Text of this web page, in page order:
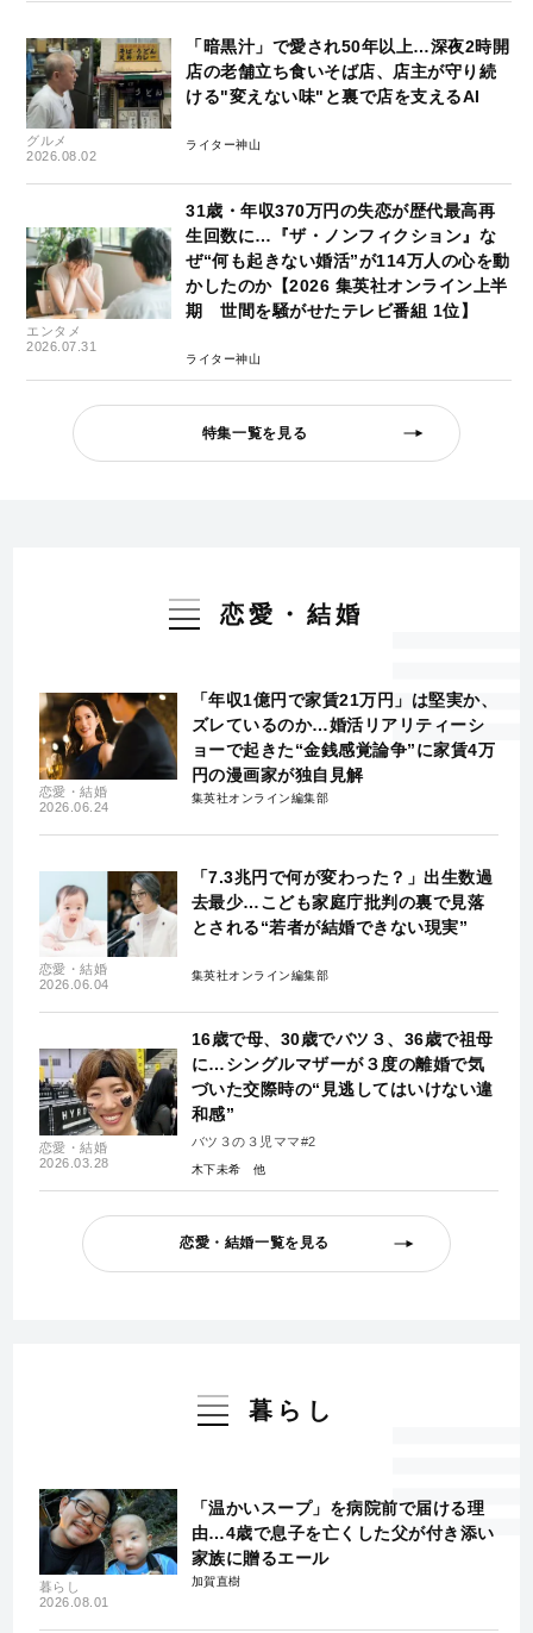
グルメ
2026.08.02
「暗黒汁」で愛され50年以上…深夜2時開
店の老舗立ち食いそば店、店主が守り続
ける"変えない味"と裏で店を支えるAI
ライター神山
エンタメ
2026.07.31
31歳・年収370万円の失恋が歴代最高再
生回数に…『ザ・ノンフィクション』な
ぜ“何も起きない婚活”が114万人の心を動
かしたのか【2026 集英社オンライン上半
期 世間を騒がせたテレビ番組 1位】
ライター神山
特集一覧を見る
恋愛・結婚
恋愛・結婚
2026.06.24
「年収1億円で家賃21万円」は堅実か、
ズレているのか…婚活リアリティーシ
ョーで起きた“金銭感覚論争”に家賃4万
円の漫画家が独自見解
集英社オンライン編集部
恋愛・結婚
2026.06.04
「7.3兆円で何が変わった？」出生数過
去最少…こども家庭庁批判の裏で見落
とされる“若者が結婚できない現実”
集英社オンライン編集部
恋愛・結婚
2026.03.28
16歳で母、30歳でバツ３、36歳で祖母
に…シングルマザーが３度の離婚で気
づいた交際時の“見逃してはいけない違
和感”
バツ３の３児ママ#2
木下未希
恋愛・結婚一覧を見る
暮らし
暮らし
2026.08.01
「温かいスープ」を病院前で届ける理
由…4歳で息子を亡くした父が付き添い
家族に贈るエール
加賀直樹